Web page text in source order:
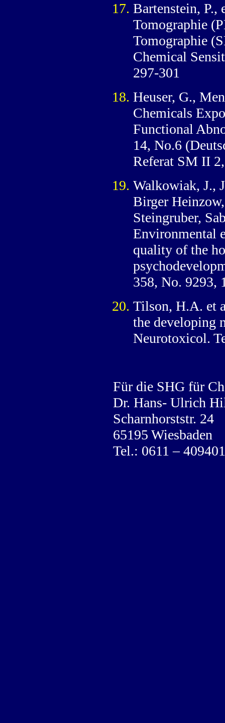
Bartenstein, P.,
Tomographie
Tomographie
Chemical
297-301
Heuser, G.,
Chemicals
Functional
14, No.6
Referat SM II
Walkowiak, J.,
Birger
Steingruber,
Environmental
quality of the
358, No. 9293,
Tilson, H.A. et
the developing
Neurotoxicol.
Für die SHG für
Dr. Hans- Ulrich
Scharnhorststr. 24
65195 Wiesbaden
Tel.: 0611 –